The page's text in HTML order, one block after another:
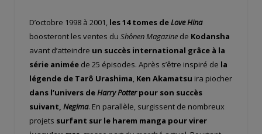
D’octobre 1998 à 2001, les 14 tomes deLove Hina
boosteront les ventes du Shônen Magazine de Kodansha
avant d’atteindre un succès international grâce à la
série animée de 25 épisodes. Après s’être inspiré de la
légende de Tarô Urashima, Ken Akamatsu ira piocher
dans l’univers deHarry Potterpour son succès
suivant, Negima. En parallèle, surgissent de nombreux
projets surfant sur le harem manga pour virer